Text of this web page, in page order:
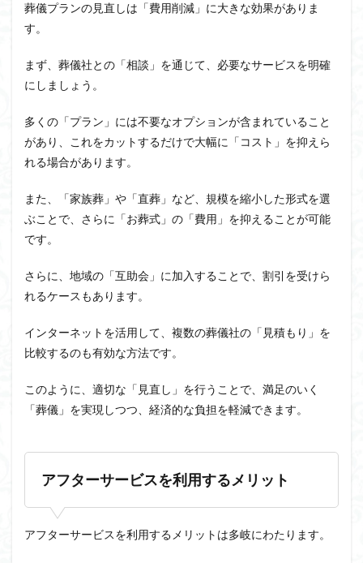
葬儀プランの見直しは「費用削減」に大きな効果がありま
す。
まず、葬儀社との「相談」を通じて、必要なサービスを明確
にしましょう。
多くの「プラン」には不要なオプションが含まれていること
があり、これをカットするだけで大幅に「コスト」を抑えら
れる場合があります。
また、「家族葬」や「直葬」など、規模を縮小した形式を選
ぶことで、さらに「お葬式」の「費用」を抑えることが可能
です。
さらに、地域の「互助会」に加入することで、割引を受けら
れるケースもあります。
インターネットを活用して、複数の葬儀社の「見積もり」を
比較するのも有効な方法です。
このように、適切な「見直し」を行うことで、満足のいく
「葬儀」を実現しつつ、経済的な負担を軽減できます。
アフターサービスを利用するメリット
アフターサービスを利用するメリットは多岐にわたります。